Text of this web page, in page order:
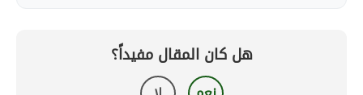
هل كان المقال مفيداً؟